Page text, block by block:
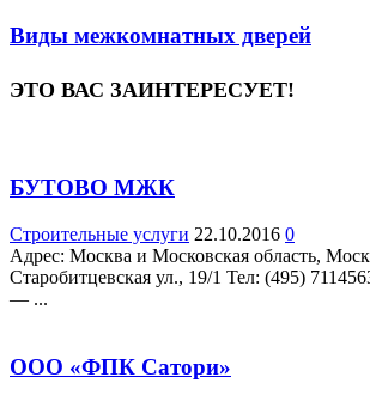
Виды межкомнатных дверей
ЭТО ВАС ЗАИНТЕРЕСУЕТ!
БУТОВО МЖК
Строительные услуги 22.10.2016 0
Адрес: Москва и Московская область,
Старобитцевская ул., 19/1 Teл: (495)
— ...
ООО «ФПК Сатори»